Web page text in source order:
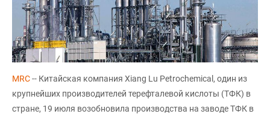
МRC-- Китайская компания Xiang Lu Petrochemical, один из
крупнейших производителей терефталевой кислоты (ТФК) в
стране, 19 июля возобновила производства на заводе ТФК в